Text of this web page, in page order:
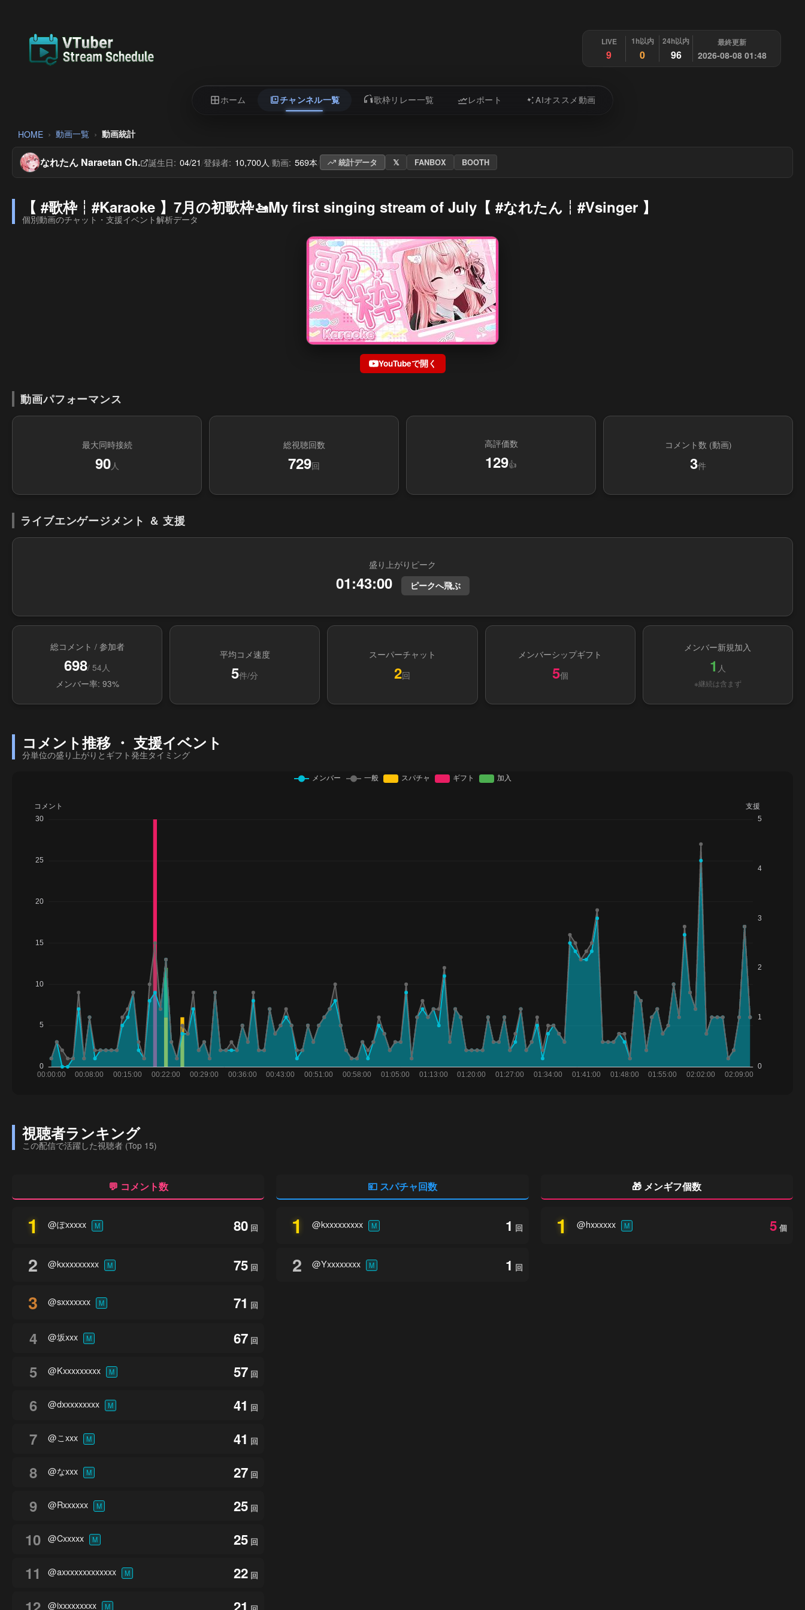
LIVE
9
1h以内
0
24h以内
96
最終更新
2026-08-08 01:48
ホーム チャンネル一覧 歌枠リレー一覧 レポート AIオススメ動画
HOME 動画一覧 動画統計
なれたん Naraetan Ch. 誕生日: 04/21/登録者: 10,700人/動画: 569本/ 統計データ 𝕏 FANBOX BOOTH
【 #歌枠┆#Karaoke 】7月の初歌枠🚤My first singing stream of July【 #なれたん┆#Vsinger 】
個別動画のチャット・支援イベント解析データ
YouTubeで開く
動画パフォーマンス
最大同時接続
90人
総視聴回数
729回
高評価数
129👍
コメント数 (動画)
3件
ライブエンゲージメント ＆ 支援
盛り上がりピーク
01:43:00 ピークへ飛ぶ
総コメント / 参加者
698/ 54人
メンバー率: 93%
平均コメ速度
5件/分
スーパーチャット
2回
メンバーシップギフト
5個
メンバー新規加入
1 人
※継続は含まず
コメント推移 ・ 支援イベント
分単位の盛り上がりとギフト発生タイミング
視聴者ランキング
この配信で活躍した視聴者 (Top 15)
💬 コメント数
1 @ぽxxxxx M 80 回
2 @kxxxxxxxxx M 75 回
3 @sxxxxxxx M 71 回
4 @坂xxx M 67 回
5 @Kxxxxxxxxx M 57 回
6 @dxxxxxxxxx M 41 回
7 @こxxx M 41 回
8 @なxxx M 27 回
9 @Rxxxxxx M 25 回
10 @Cxxxxx M 25 回
11 @axxxxxxxxxxxxx M 22 回
@ixxxxxxxxx M
💴 スパチャ回数
1 @kxxxxxxxxx M 1 回
2 @Yxxxxxxxx M 1 回
🎁 メンギフ個数
1 @hxxxxxx M 5 個